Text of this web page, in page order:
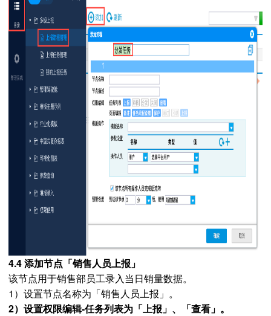
4.4 添加节点「销售人员上报」
该节点用于销售部员工录入当日销量数据。
1）设置节点名称为「销售人员上报」。
2）设置权限编辑-任务列表为「上报」、「查看」。